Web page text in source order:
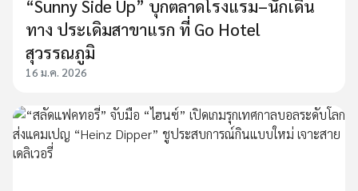
“Sunny Side Up” บุกตลาดโรงแรม–นักเดิน
ทาง ประเดิมสาขาแรก ที่ Go Hotel
สุวรรณภูมิ
16 ม.ค. 2026